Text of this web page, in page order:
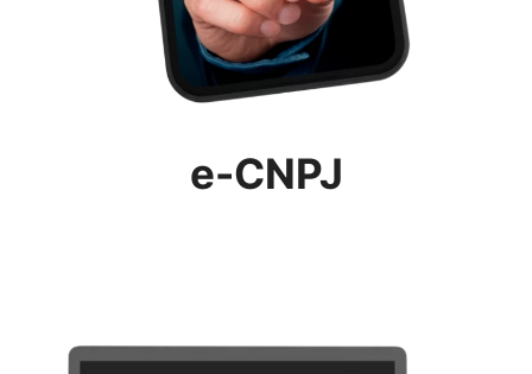
e-CNPJ